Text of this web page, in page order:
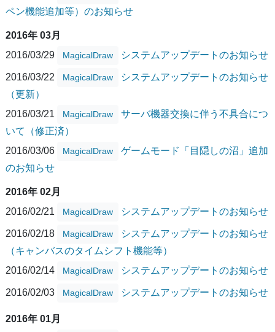
ペン機能追加等）のお知らせ
2016年 03月
2016/03/29
MagicalDraw システムアップデートのお知らせ
2016/03/22 MagicalDraw
システムアップデートのお知らせ
（更新）
2016/03/21
MagicalDraw
サーバ機器交換に伴う不具合につ
いて（修正済）
2016/03/06
MagicalDraw
ゲームモード「目隠しの沼」追加
のお知らせ
2016年 02月
2016/02/21
MagicalDraw システムアップデートのお知らせ
2016/02/18 MagicalDraw
システムアップデートのお知らせ
（キャンバスのタイムシフト機能等）
2016/02/14
MagicalDraw システムアップデートのお知らせ
2016/02/03 MagicalDraw システムアップデートのお知らせ
2016年 01月